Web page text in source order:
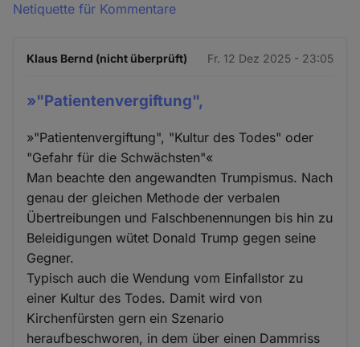
Netiquette für Kommentare
Klaus Bernd (nicht überprüft) Fr. 12 Dez 2025 - 23:05
»"Patientenvergiftung",
»"Patientenvergiftung", "Kultur des Todes" oder
"Gefahr für die Schwächsten"«
Man beachte den angewandten Trumpismus. Nach
genau der gleichen Methode der verbalen
Übertreibungen und Falschbenennungen bis hin zu
Beleidigungen wütet Donald Trump gegen seine
Gegner.
Typisch auch die Wendung vom Einfallstor zu
einer Kultur des Todes. Damit wird von
Kirchenfürsten gern ein Szenario
heraufbeschworen, in dem über einen Dammriss